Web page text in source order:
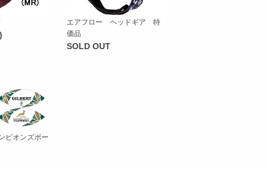
エアフロー ヘッドギア 特
価品
SOLD OUT
ピオンズボー